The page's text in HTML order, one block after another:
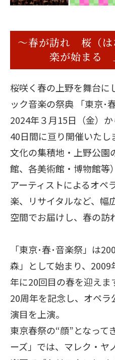
〜春が訪れ 桜（
楽が始まる
桜咲く春の上野を舞台に
ック音楽の祭典 「東京･
2024年３月15日（金）
40日間に亘り開催いたし
文化の集積地・上野公園
館、各美術館・博物館等
アーティストによるオペ
楽、リサイタルなど、幅
空間でお届けし、春の訪
「東京･春･音楽祭」は
森」として始まり、
年に20回目の春を迎えま
20周年を記念し、オペラ
演目を上演。
東京春祭の“顔”となって
ーズ」では、マレク・ヤ